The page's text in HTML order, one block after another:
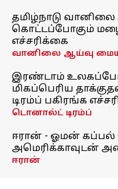
தமிழ்நாடு
கொட்டப்போகும்
எச்சரிக்கை
வானிலை ஆய்வு
இரண்டாம்
மிகப்பெரிய
டிரம்ப் பகிரங்க
டொனால்ட் டிரம்ப்
ஈரான் - ஓமன் கப்பல்
அமெரிக்காவுடன்
ஈரான்